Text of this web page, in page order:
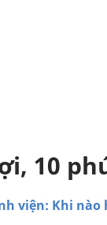
10
viện: Khi